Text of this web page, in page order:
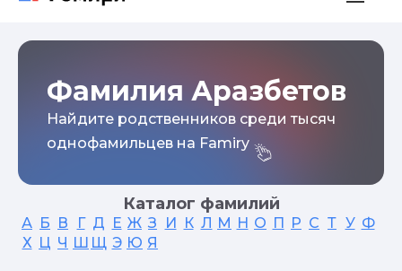
Фамилия Аразбетов
Найдите родственников среди тысяч
однофамильцев на Famiry
Каталог фамилий
А Б В Г Д Е Ж З И К Л М Н О П Р С Т У Ф
Х Ц Ч Ш Щ Э Ю Я